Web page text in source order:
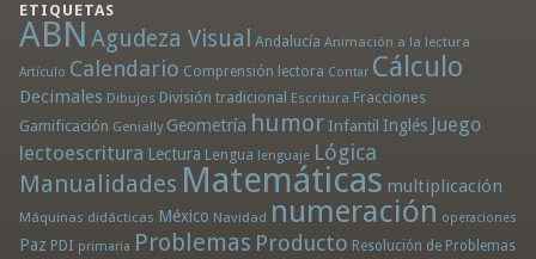
ETIQUETAS
ABN Agudeza Visual Andalucía Animación a la lectura
Artículo Calendario Comprensión lectora Contar Cálculo
Decimales Dibujos División tradicional Escritura Fracciones
Gamificación Genially Geometría humor Infantil Inglés Juego
lectoescritura Lectura Lengua lenguaje Lógica
Manualidades Matemáticas multiplicación
Máquinas didácticas México Navidad numeración operaciones
Paz PDI primaria Problemas Producto Resolución de Problemas